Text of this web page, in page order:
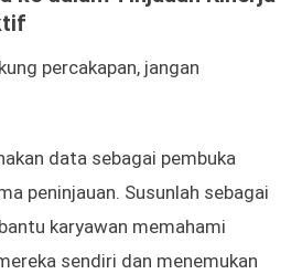
percakapan, jangan
data sebagai pembuka
peninjauan. Susunlah sebagai
karyawan memahami
sendiri dan menemukan